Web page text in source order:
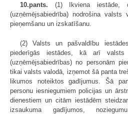
10.pants. (1) Ikviena iestāde,
(uzņēmējsabiedrība) nodrošina valsts
pieņemšanu un izskatīšanu.
(2) Valsts un pašvaldību
piederīgās iestādes, kā arī valsts
(uzņēmējsabiedrības) no personām
tikai valsts valodā, izņemot šā panta
likumos noteiktos gadījumus. Šā
personu iesniegumiem policijas un
dienestiem un citām iestādēm
izsaukuma gadījumos,